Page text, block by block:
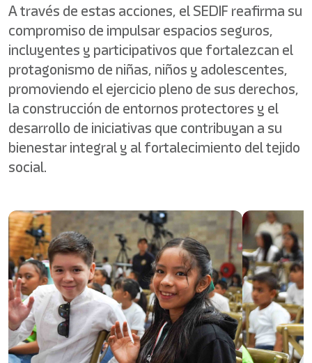
A través de estas acciones, el SEDIF reafirma su
compromiso de impulsar espacios seguros,
incluyentes y participativos que fortalezcan el
protagonismo de niñas, niños y adolescentes,
promoviendo el ejercicio pleno de sus derechos,
la construcción de entornos protectores y el
desarrollo de iniciativas que contribuyan a su
bienestar integral y al fortalecimiento del tejido
social.